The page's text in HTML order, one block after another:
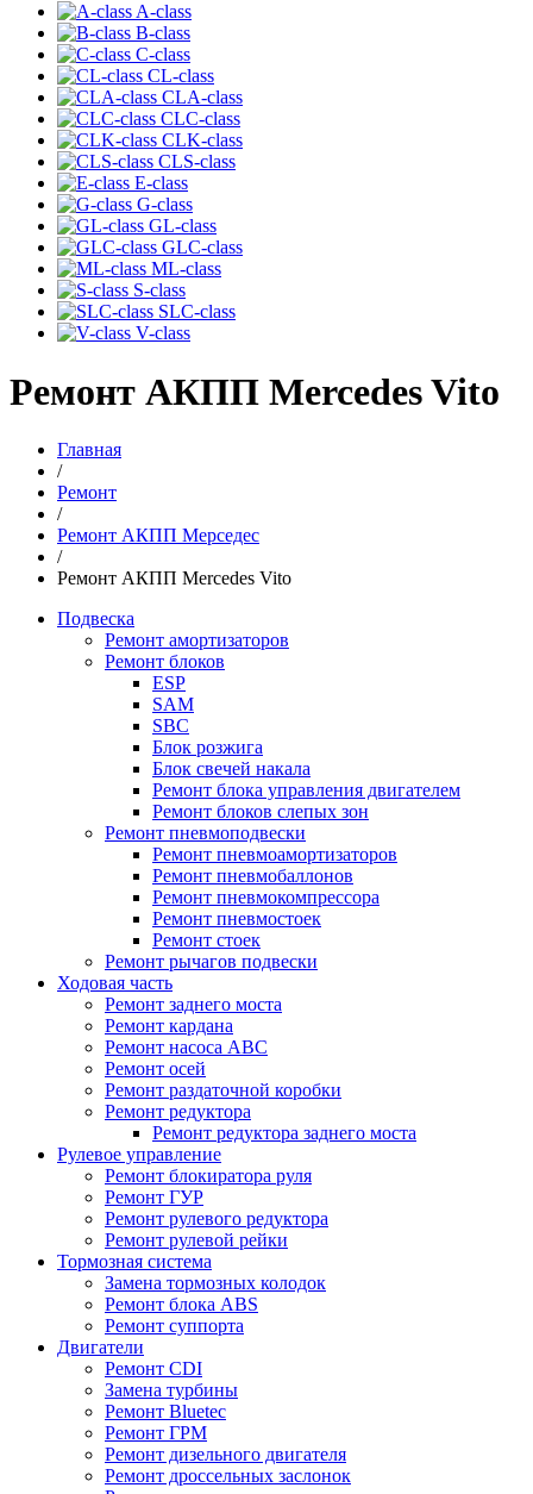
A-class
B-class
C-class
CL-class
CLA-class
CLC-class
CLK-class
CLS-class
E-class
G-class
GL-class
GLC-class
ML-class
S-class
SLC-class
V-class
Ремонт АКПП Mercedes Vito
Главная
/
Ремонт
/
Ремонт АКПП Мерседес
/
Ремонт АКПП Mercedes Vito
Подвеска
Ремонт амортизаторов
Ремонт блоков
ESP
SAM
SBC
Блок розжига
Блок свечей накала
Ремонт блока управления двигателем
Ремонт блоков слепых зон
Ремонт пневмоподвески
Ремонт пневмоамортизаторов
Ремонт пневмобаллонов
Ремонт пневмокомпрессора
Ремонт пневмостоек
Ремонт стоек
Ремонт рычагов подвески
Ходовая часть
Ремонт заднего моста
Ремонт кардана
Ремонт насоса ABC
Ремонт осей
Ремонт раздаточной коробки
Ремонт редуктора
Ремонт редуктора заднего моста
Рулевое управление
Ремонт блокиратора руля
Ремонт ГУР
Ремонт рулевого редуктора
Ремонт рулевой рейки
Тормозная система
Замена тормозных колодок
Ремонт блока ABS
Ремонт суппорта
Двигатели
Ремонт CDI
Замена турбины
Ремонт Bluetec
Ремонт ГРМ
Ремонт дизельного двигателя
Ремонт дроссельных заслонок